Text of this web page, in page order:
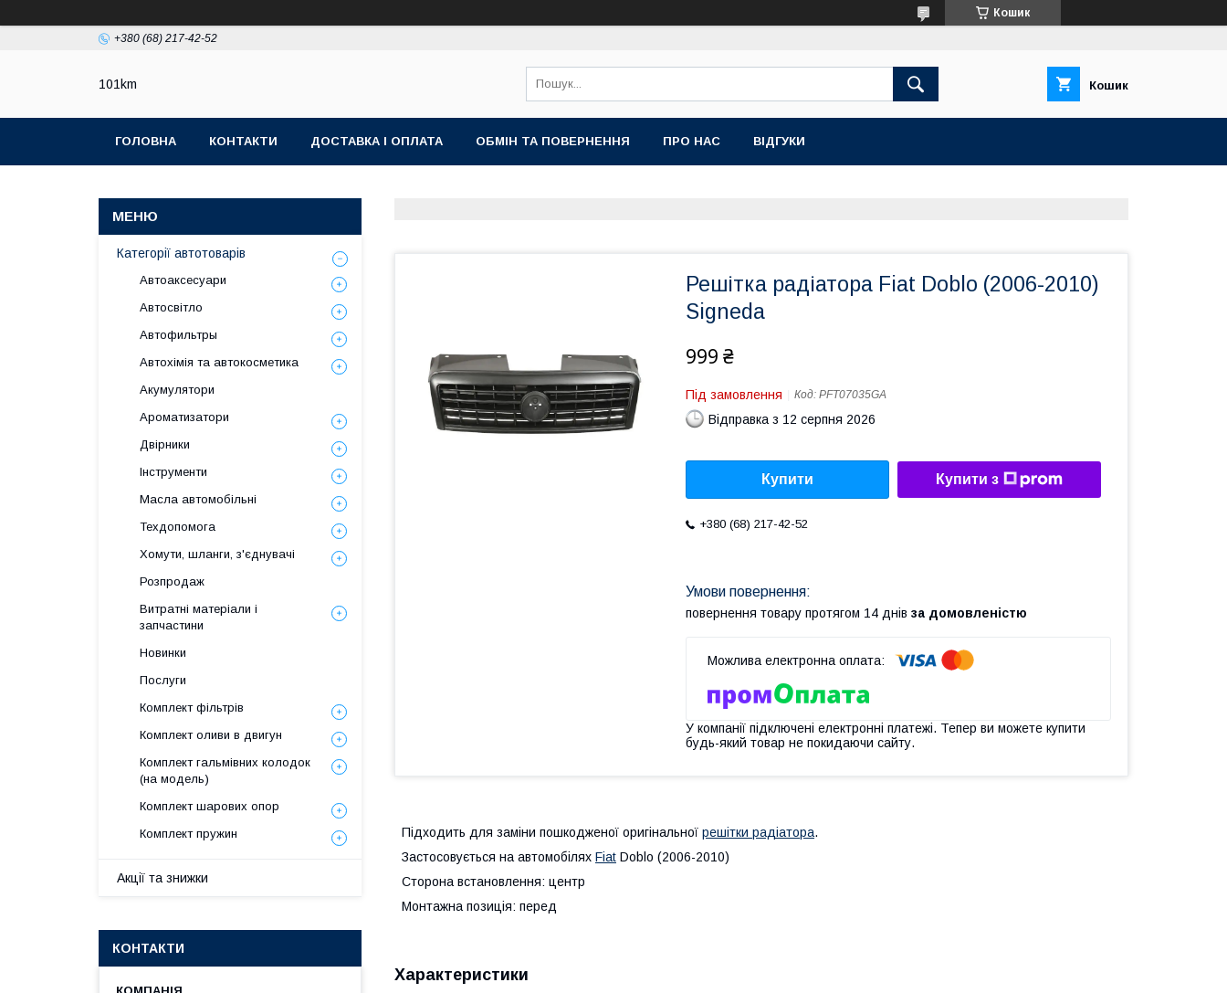
Кошик
+380 (68) 217-42-52
101km Кошик
ГОЛОВНА КОНТАКТИ ДОСТАВКА І ОПЛАТА ОБМІН ТА ПОВЕРНЕННЯ ПРО НАС ВІДГУКИ
Решітка радіатора Fiat Doblo (2006-2010)
Signeda
999 ₴
Під замовлення Код: PFT07035GA
Відправка з 12 серпня 2026
Купити Купити з
+380 (68) 217-42-52
повернення товару протягом 14 днів за домовленістю
У компанії підключені електронні платежі. Тепер ви можете купити
будь-який товар не покидаючи сайту.
Підходить для заміни пошкодженої оригінальної решітки радіатора.
Застосовується на автомобілях Fiat Doblo (2006-2010)
Сторона встановлення: центр
Монтажна позиція: перед
Характеристики
Категорії автотоварів
Автоаксесуари
Автосвітло
Автофильтры
Автохімія та автокосметика
Акумулятори
Ароматизатори
Двірники
Інструменти
Масла автомобільні
Техдопомога
Хомути, шланги, з'єднувачі
Розпродаж
Витратні матеріали і
запчастини
Новинки
Послуги
Комплект фільтрів
Комплект оливи в двигун
Комплект гальмівних колодок
(на модель)
Комплект шарових опор
Комплект пружин
Акції та знижки
КОНТАКТИ